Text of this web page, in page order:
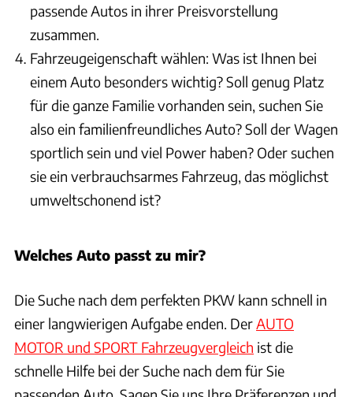
passende Autos in ihrer Preisvorstellung
zusammen.
Fahrzeugeigenschaft wählen: Was ist Ihnen bei
einem Auto besonders wichtig? Soll genug Platz
für die ganze Familie vorhanden sein, suchen Sie
also ein familienfreundliches Auto? Soll der Wagen
sportlich sein und viel Power haben? Oder suchen
sie ein verbrauchsarmes Fahrzeug, das möglichst
umweltschonend ist?
Welches Auto passt zu mir?
Die Suche nach dem perfekten PKW kann schnell in
einer langwierigen Aufgabe enden. DerAUTO
MOTOR und SPORT Fahrzeugvergleich ist die
schnelle Hilfe bei der Suche nach dem für Sie